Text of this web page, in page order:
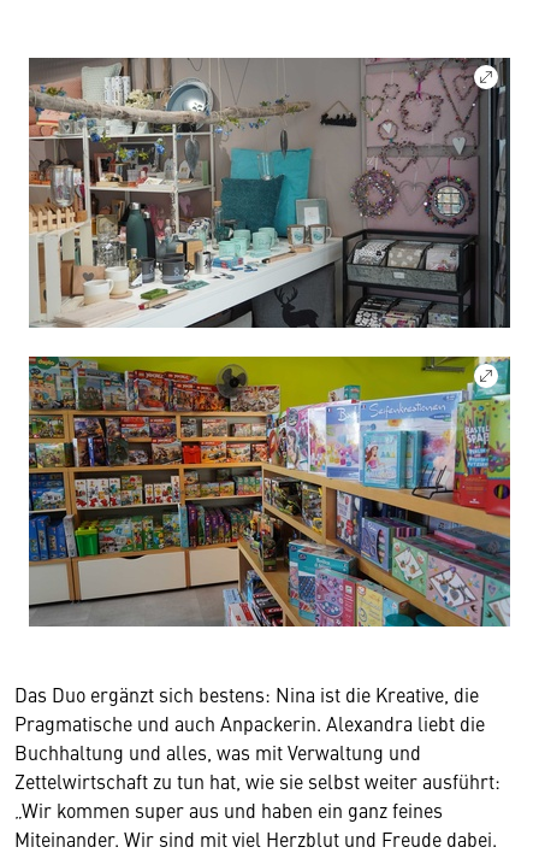
Das Duo ergänzt sich bestens: Nina ist die Kreative, die
Pragmatische und auch Anpackerin. Alexandra liebt die
Buchhaltung und alles, was mit Verwaltung und
Zettelwirtschaft zu tun hat, wie sie selbst weiter ausführt:
„Wir kommen super aus und haben ein ganz feines
Miteinander. Wir sind mit viel Herzblut und Freude dabei.